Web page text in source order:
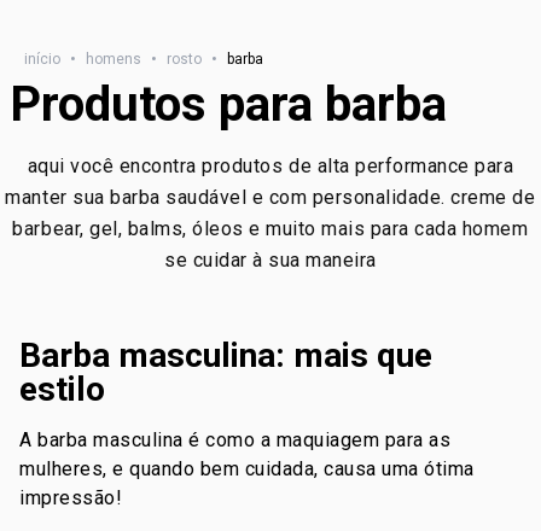
início • homens • rosto • barba
Produtos para barba
aqui você encontra produtos de alta performance para
manter sua barba saudável e com personalidade. creme de
barbear, gel, balms, óleos e muito mais para cada homem
se cuidar à sua maneira
Barba masculina: mais que
estilo
A barba masculina é como a maquiagem para as
mulheres, e quando bem cuidada, causa uma ótima
impressão!